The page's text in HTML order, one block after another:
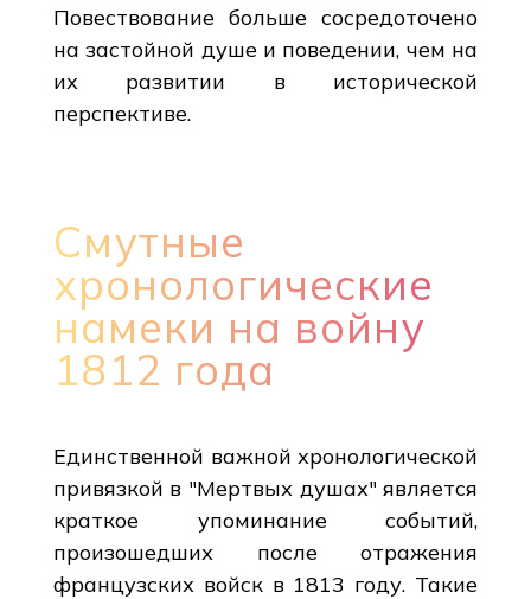
Повествование больше сосредоточено
на застойной душе и поведении, чем на
их развитии в исторической
перспективе.
Смутные
хронологические
намеки на войну
1812 года
Единственной важной хронологической
привязкой в "Мертвых душах" является
краткое упоминание событий,
произошедших после отражения
французских войск в 1813 году. Такие